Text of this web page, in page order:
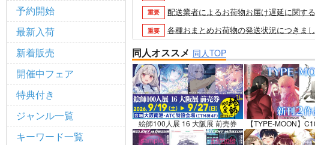
予約開始
最新入荷
新着販売
開催中フェア
特典付き
ジャンル一覧
キーワード一覧
重要 配送業者によるお荷物お届け遅延に関す
重要 各種おまとめお荷物の発送状況につきま
重要 【2026/5/7より】再販投票システム・ア
重要 【2026/4/1より】とらのあなプレミアム
重要 おまとめサイクル「定期便(月2)」一般会
重要 「とらのあな×駿河屋日本橋乙女同人誌
重要 【2025/12/1より】「通販ポイント⇒とら
重要 個人情報保護方針の改定について（
同人オススメ 同人TOP
絵師100人展 16 大阪展 前売券 【TYPE-MOON】